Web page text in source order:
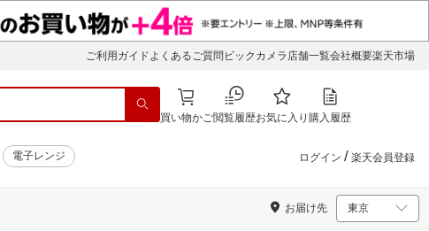
ご利用ガイド よくあるご質問 ビックカメラ店舗一覧会社概要楽天市場
買い物かご閲覧履歴お気に入り 購入履歴
電子レンジ ログイン / 楽天会員登録
お届け先